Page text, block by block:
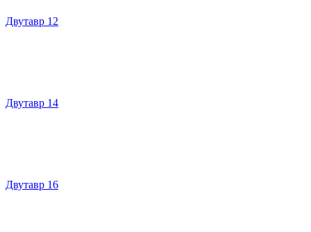
Двутавр 12
Двутавр 14
Двутавр 16